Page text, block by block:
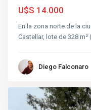
U$S 14.000
En la zona norte de la
Castellar, lote de 328 m²
Diego Falconaro